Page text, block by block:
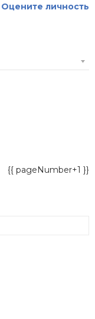
Оцените личность
{{ pageNumber+1 }}